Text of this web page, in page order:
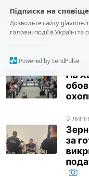
Підписка на
Дозвольте сайту
головні події в Україні та
Powered by SendPulse
новини
про проєкт
Харківщина
30
На
3
за